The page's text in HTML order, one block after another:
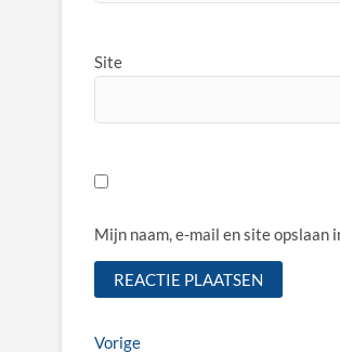
Site
Mijn naam, e-mail en site opslaan
VorigeVorige